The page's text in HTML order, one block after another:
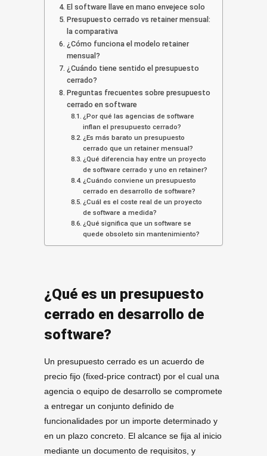
El software llave en mano envejece solo
Presupuesto cerrado vs retainer mensual:
la comparativa
¿Cómo funciona el modelo retainer
mensual?
¿Cuándo tiene sentido el presupuesto
cerrado?
Preguntas frecuentes sobre presupuesto
cerrado en software
¿Por qué las agencias de software
inflan el presupuesto cerrado?
¿Es más barato un presupuesto
cerrado que un retainer mensual?
¿Qué diferencia hay entre un proyecto
de software cerrado y uno en retainer?
¿Cuándo conviene un presupuesto
cerrado en desarrollo de software?
¿Cuál es el coste real de un proyecto
de software a medida?
¿Qué significa que un software se
quede obsoleto sin mantenimiento?
¿Qué es un presupuesto
cerrado en desarrollo de
software?
Un presupuesto cerrado es un acuerdo de
precio fijo (fixed-price contract) por el cual una
agencia o equipo de desarrollo se compromete
a entregar un conjunto definido de
funcionalidades por un importe determinado y
en un plazo concreto. El alcance se fija al inicio
mediante un documento de requisitos, y